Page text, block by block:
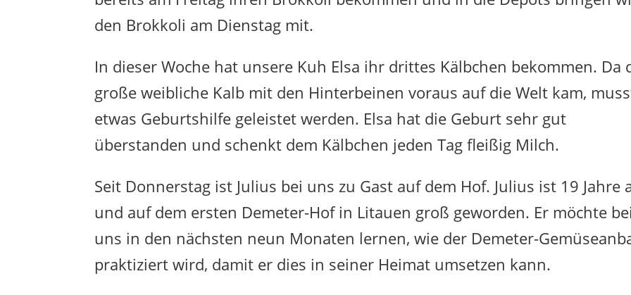
den Brokkoli am Dienstag mit.
In dieser Woche hat unsere Kuh Elsa ihr drittes Kälbchen bekommen. Da
große weibliche Kalb mit den Hinterbeinen voraus auf die Welt kam,
etwas Geburtshilfe geleistet werden. Elsa hat die Geburt sehr gut
überstanden und schenkt dem Kälbchen jeden Tag fleißig Milch.
Seit Donnerstag ist Julius bei uns zu Gast auf dem Hof. Julius ist 19 Jahre
und auf dem ersten Demeter-Hof in Litauen groß geworden. Er möchte
uns in den nächsten neun Monaten lernen, wie der Demeter-
praktiziert wird, damit er dies in seiner Heimat umsetzen kann.